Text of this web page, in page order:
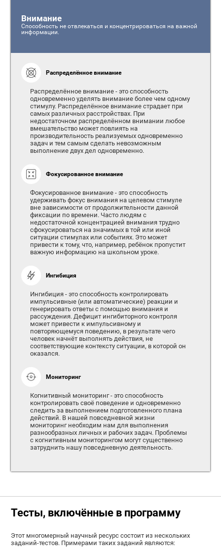
Внимание
Способность не отвлекаться и концентрироваться на важной
информации.
Распределённое внимание
Распределённое внимание - это способность
одновременно уделять внимание более чем одному
стимулу. Распределённое внимание страдает при
самых различных расстройствах. При
недостаточном распределённом внимании любое
вмешательство может повлиять на
производительность реализуемых одновременно
задач и тем самым сделать невозможным
выполнение двух дел одновременно.
Фокусированное внимание
Фокусированное внимание - это способность
удерживать фокус внимания на целевом стимуле
вне зависимости от продолжительности данной
фиксации по времени. Часто людям с
недостаточной концентрацией внимания трудно
сфокусироваться на значимых в той или иной
ситуации стимулах или событиях. Это может
привести к тому, что, например, ребёнок пропустит
важную информацию на школьном уроке.
Ингибиция
Ингибиция - это способность контролировать
импульсивные (или автоматические) реакции и
генерировать ответы с помощью внимания и
рассуждения. Дефицит ингибиторного контроля
может привести к импульсивному и
повторяющемуся поведению, в результате чего
человек начнёт выполнять действия, не
соответствующие контексту ситуации, в которой он
оказался.
Мониторинг
Когнитивный мониторинг - это способность
контролировать своё поведение и одновременно
следить за выполнением подготовленного плана
действий. В нашей повседневной жизни
мониторинг необходим нам для выполнения
разнообразных личных и рабочих задач. Проблемы
с когнитивным мониторингом могут существенно
затруднить нашу повседневную деятельность.
Тесты, включённые в программу
Этот многомерный научный ресурс состоит из нескольких
заданий-тестов. Примерами таких заданий являются: